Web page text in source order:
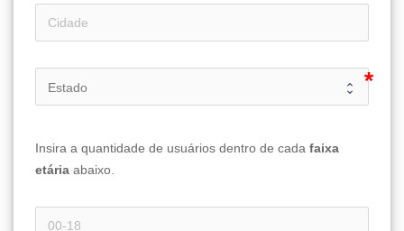
Insira a quantidade de usuários dentro de cada faixa
etária abaixo.